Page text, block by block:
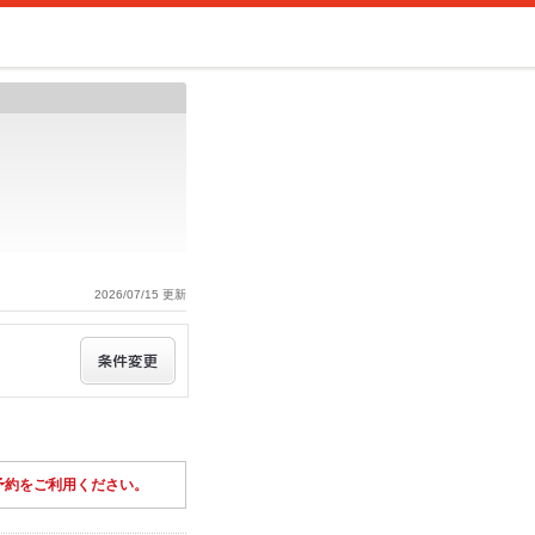
2026/07/15 更新
をご利用ください。